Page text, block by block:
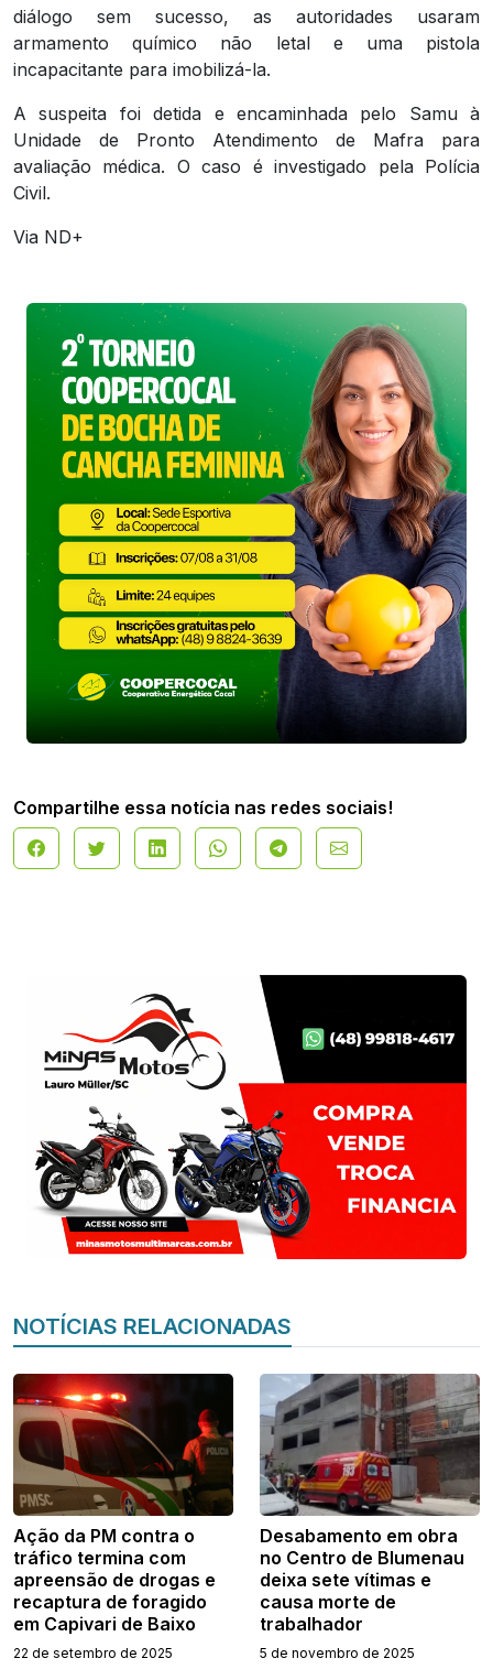
diálogo sem sucesso, as autoridades usaram
armamento químico não letal e uma pistola
incapacitante para imobilizá-la.
A suspeita foi detida e encaminhada pelo Samu à
Unidade de Pronto Atendimento de Mafra para
avaliação médica. O caso é investigado pela Polícia
Civil.
Via ND+
Compartilhe essa notícia nas redes sociais!
NOTÍCIAS RELACIONADAS
Ação da PM contra o
tráfico termina com
apreensão de drogas e
recaptura de foragido
em Capivari de Baixo
22 de setembro de 2025
Desabamento em obra
no Centro de Blumenau
deixa sete vítimas e
causa morte de
trabalhador
5 de novembro de 2025